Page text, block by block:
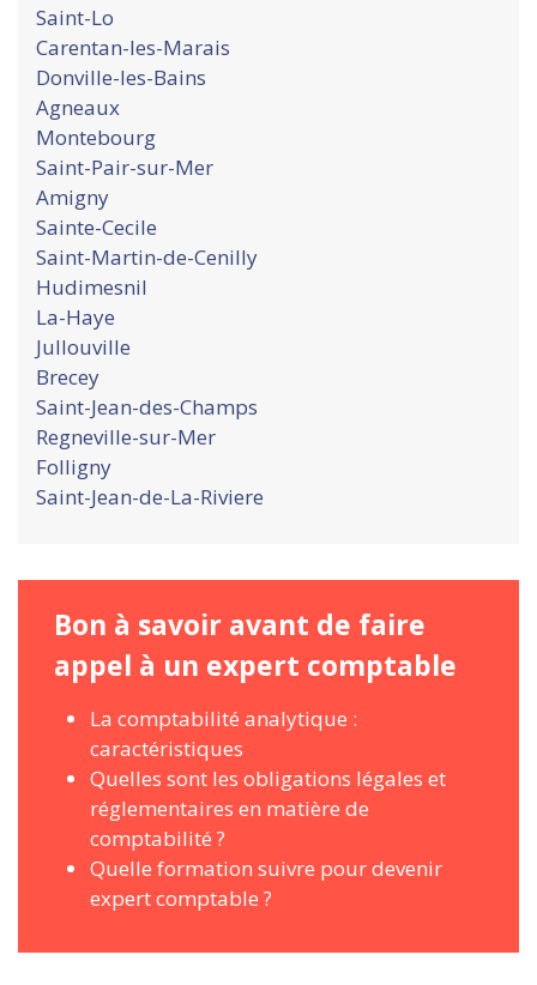
Saint-Lo
Carentan-les-Marais
Donville-les-Bains
Agneaux
Montebourg
Saint-Pair-sur-Mer
Amigny
Sainte-Cecile
Saint-Martin-de-Cenilly
Hudimesnil
La-Haye
Jullouville
Brecey
Saint-Jean-des-Champs
Regneville-sur-Mer
Folligny
Saint-Jean-de-La-Riviere
Bon à savoir avant de faire
appel à un expert comptable
La comptabilité analytique :
caractéristiques
Quelles sont les obligations légales et
réglementaires en matière de
comptabilité ?
Quelle formation suivre pour devenir
expert comptable ?